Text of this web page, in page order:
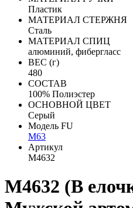
Пластик
МАТЕРИАЛ СТЕРЖНЯ
Сталь
МАТЕРИАЛ СПИЦ
алюминий, фибергласс
ВЕС (г)
480
СОСТАВ
100% Полиэстер
ОСНОВНОЙ ЦВЕТ
Серый
Модель FU
M63
Артикул
M4632
M4632 (В